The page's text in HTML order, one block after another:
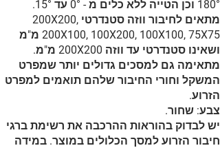
180° וכן הטייה ללא כלים מ - 0° עד 15°.
מתאים לחיבור ווזה סטנדרטי 200X200,
200X100, 100X200, 100X100, 75X75 מ"מ
ושאינו סטנדרטי עד ווזה 200X200 מ"מ.
מתאימה גם למסכים גדולים יותר שמפרט
המשקל וחורי החיבור שלהם תואמים למפרט
הזרוע.
צבע: שחור.
יש לבדוק בהוראות ההרכבה את רשימת ברגי
חיבור הזרוע למסך הכלולים במוצר. במידה